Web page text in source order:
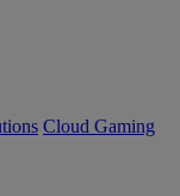
Cloud Gaming